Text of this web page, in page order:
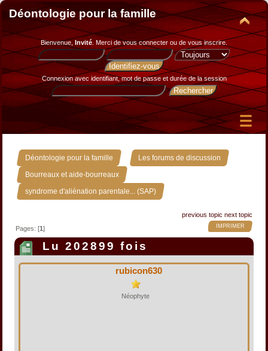
Déontologie pour la famille
Bienvenue, Invité. Merci devous connecter ou de vous inscrire.
Connexion avec identifiant, mot de passe et durée de la session
Déontologie pour la famille » Les forums de discussion »
Bourreaux et aide-bourreaux »
syndrome d'aliénation parentale... (SAP)
previous topic next topic
IMPRIMER
Pages: [1]
Lu 202899 fois
rubicon630
Néophyte